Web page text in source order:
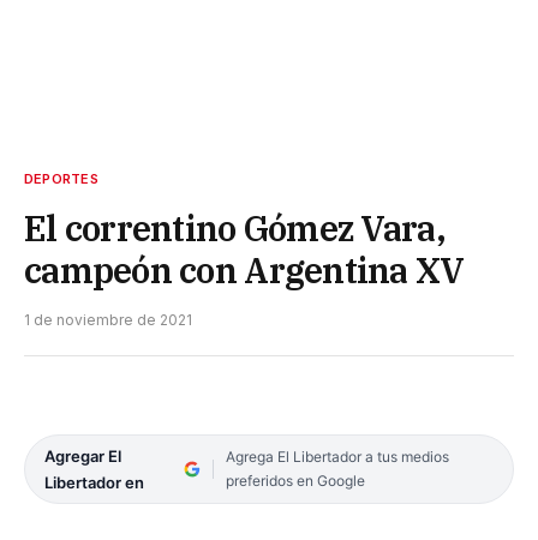
DEPORTES
El correntino Gómez Vara,
campeón con Argentina XV
1 de noviembre de 2021
Agregar El
Libertador en
Agrega El Libertador a tus medios
preferidos en Google